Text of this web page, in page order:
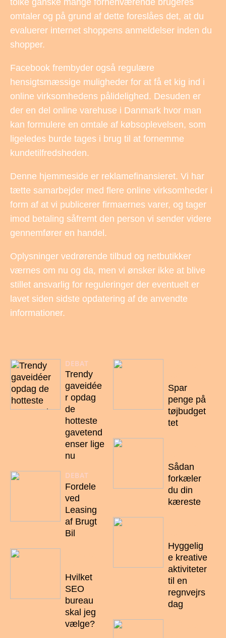
omtaler og på grund af dette foreslåes det, at du
evaluerer internet shoppens anmeldelser inden du
shopper.
Facebook frembyder også regulære
hensigtsmæssige muligheder for at få et kig ind i
online virksomhedens pålidelighed. Desuden er
der en del online varehuse i Danmark hvor man
kan formulere en omtale af købsoplevelsen, som
ligeledes burde tages i brug til at fornemme
kundetilfredsheden.
Denne hjemmeside er reklamefinansieret. Vi har
tætte samarbejder med flere online virksomheder i
form af at vi publicerer firmaernes varer, og tager
imod betaling såfremt den person vi sender videre
gennemfører en handel.
Oplysninger vedrørende tilbud og netbutikker
værnes om nu og da, men vi ønsker ikke at blive
stillet ansvarlig for reguleringer der eventuelt er
lavet siden sidste opdatering af de anvendte
informationer.
DEBAT
Trendy
gaveidée
r opdag
de
hotteste
gavetend
enser lige
nu
DEBAT
Fordele
ved
Leasing
af Brugt
Bil
Hvilket
SEO
bureau
skal jeg
vælge?
Spar
penge på
tøjbudget
tet
Sådan
forkæler
du din
kæreste
Hyggelig
e kreative
aktiviteter
til en
regnvejrs
dag